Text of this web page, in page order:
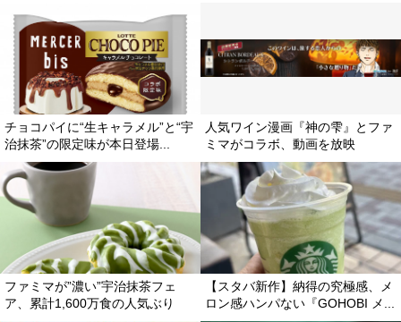
チョコパイに“生キャラメル”と“宇
治抹茶”の限定味が本日登場...
人気ワイン漫画『神の雫』とファ
ミマがコラボ、動画を放映
ファミマが”濃い”宇治抹茶フェ
ア、累計1,600万食の人気ぶり
【スタバ新作】納得の究極感、メ
ロン感ハンパない『GOHOBI メ...